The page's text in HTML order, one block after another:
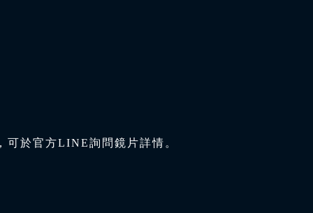
可於官方LINE詢問鏡片詳情。